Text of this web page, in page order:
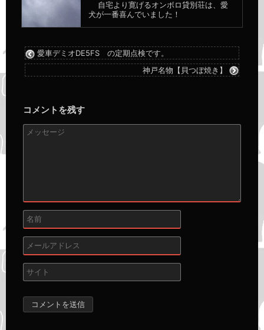
自宅より寛げるオンボロ貸別荘は、愛
犬が一番喜んでいました！
愛車デミオDE5FS の定期点検です。
神戸名物【貝つぼ焼き】
コメントを残す